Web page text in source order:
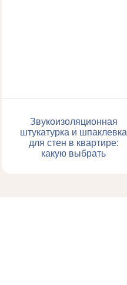
Звукоизоляционная
штукатурка и шпаклевка
для стен в квартире:
какую выбрать